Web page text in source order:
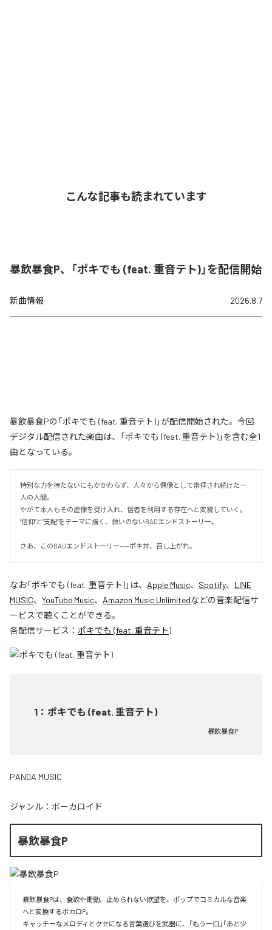
こんな記事も読まれています
暴飲暴食P、「ポキでも (feat. 重音テト)」を配信開始
新曲情報 2026.8.7
暴飲暴食Pの「ポキでも (feat. 重音テト)」が配信開始された。今回
デジタル配信された楽曲は、「ポキでも (feat. 重音テト)」を含む全1
曲となっている。
特別な力を持たないにもかかわらず、人々から偶像として崇拝され続けた一
人の人間。
やがて本人もその虚像を受け入れ、信者を利用する存在へと変貌していく。
"信仰"と"支配"をテーマに描く、救いのないBADエンドストーリー。
さあ、このBADエンドストーリー——ポキ丼、召し上がれ。
なお「ポキでも (feat. 重音テト)」は、 Apple Music、 Spotify、 LINE
MUSIC、 YouTube Music、 Amazon Music Unlimitedなどの音楽配信サ
ービスで聴くことができる。
各配信サービス： ポキでも (feat. 重音テト)
1 ： ポキでも (feat. 重音テト)
暴飲暴食P
PANDA MUSIC
ジャンル： ボーカロイド
暴飲暴食P
暴飲暴食Pは、食欲や衝動、止められない欲望を、ポップでコミカルな音楽
へと変換するボカロP。
キャッチーなメロディとクセになる言葉選びを武器に、「もう一口」「あと少